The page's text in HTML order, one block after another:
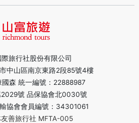
旅行社股份有限公司
中山區南京東路2段85號4樓
國森 統一編號：22888987
號 品保協會北0030號
協會會員編號：34301061
善旅行社 MFTA-005